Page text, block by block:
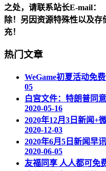
之处，请联系站长E-mail：
除！另因资源特殊性以及
充！
热门文章
WeGame初夏活动免
05
白宫文件：特朗普同
2020-05-16
2020年12月3日新闻+
2020-12-03
2020年6月5日新闻早
2020-06-05
友福同享 人人都可免